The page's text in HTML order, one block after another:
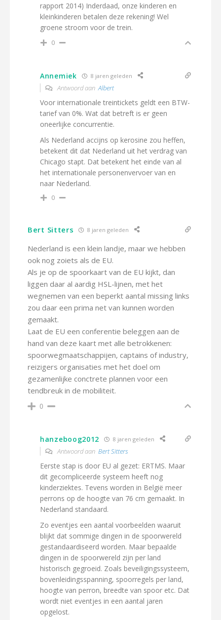
rapport 2014) Inderdaad, onze kinderen en
kleinkinderen betalen deze rekening! Wel
groene stroom voor de trein.
0
Annemiek 8 jaren geleden
Antwoord aanAlbert
Voor internationale treintickets geldt een BTW-
tarief van 0%. Wat dat betreft is er geen
oneerlijke concurrentie.
Als Nederland accijns op kerosine zou heffen,
betekent dit dat Nederland uit het verdrag van
Chicago stapt. Dat betekent het einde van al
het internationale personenvervoer van en
naar Nederland.
0
Bert Sitters 8 jaren geleden
Nederland is een klein landje, maar we hebben
ook nog zoiets als de EU.
Als je op de spoorkaart van de EU kijkt, dan
liggen daar al aardig HSL-lijnen, met het
wegnemen van een beperkt aantal missing links
zou daar een prima net van kunnen worden
gemaakt.
Laat de EU een conferentie beleggen aan de
hand van deze kaart met alle betrokkenen:
spoorwegmaatschappijen, captains of industry,
reizigers organisaties met het doel om
gezamenlijke conctrete plannen voor een
tendbreuk in de mobiliteit.
0
hanzeboog2012 8 jaren geleden
Antwoord aan Bert Sitters
Eerste stap is door EU al gezet: ERTMS. Maar
dit gecompliceerde systeem heeft nog
kinderziektes. Tevens worden in België meer
perrons op de hoogte van 76 cm gemaakt. In
Nederland standaard.
Zo eventjes een aantal voorbeelden waaruit
blijkt dat sommige dingen in de spoorwereld
gestandaardiseerd worden. Maar bepaalde
dingen in de spoorwereld zijn per land
historisch gegroeid. Zoals beveiligingssysteem,
bovenleidingsspanning, spoorregels per land,
hoogte van perron, breedte van spoor etc. Dat
wordt niet eventjes in een aantal jaren
opgelost.